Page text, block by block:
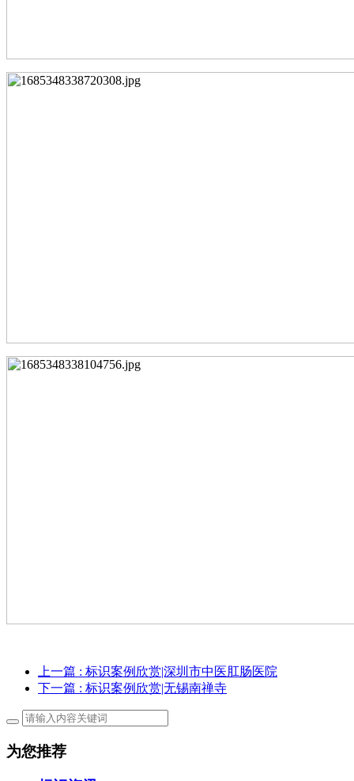
上一篇 : 标识案例欣赏|深圳市中医肛肠医院
下一篇 : 标识案例欣赏|无锡南禅寺
为您推荐